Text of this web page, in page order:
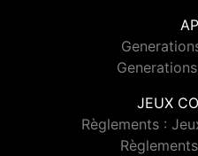
JEUX
Règlements :